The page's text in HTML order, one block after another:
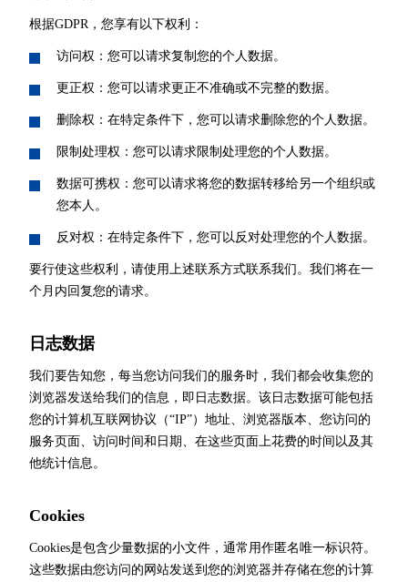
根据GDPR，您享有以下权利：
访问权：您可以请求复制您的个人数据。
更正权：您可以请求更正不准确或不完整的数据。
删除权：在特定条件下，您可以请求删除您的个人数据。
限制处理权：您可以请求限制处理您的个人数据。
数据可携权：您可以请求将您的数据转移给另一个组织或
您本人。
反对权：在特定条件下，您可以反对处理您的个人数据。
要行使这些权利，请使用上述联系方式联系我们。我们将在一
个月内回复您的请求。
日志数据
我们要告知您，每当您访问我们的服务时，我们都会收集您的
浏览器发送给我们的信息，即日志数据。该日志数据可能包括
您的计算机互联网协议（“IP”）地址、浏览器版本、您访问的
服务页面、访问时间和日期、在这些页面上花费的时间以及其
他统计信息。
Cookies
Cookies是包含少量数据的小文件，通常用作匿名唯一标识符。
这些数据由您访问的网站发送到您的浏览器并存储在您的计算